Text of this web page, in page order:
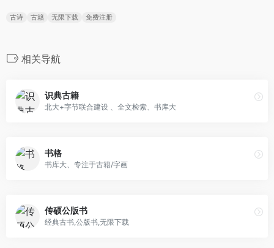
古诗 古籍 无限下载 免费注册
相关导航
识典古籍
北大+字节联合建设 、全文检索、书库大
书格
书库大、专注于古籍/字画
传硕公版书
经典古书,公版书,无限下载